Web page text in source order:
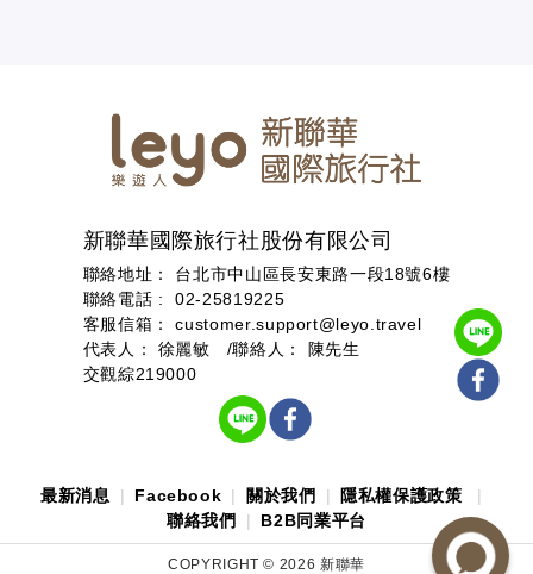
新聯華國際旅行社股份有限公司
聯絡地址： 台北市中山區長安東路一段18號6樓
聯絡電話 :
02-25819225
客服信箱：customer.support@leyo.travel
代表人： 徐麗敏 /聯絡人： 陳先生
交觀綜219000
最新消息 Facebook 關於我們
隱私權保護政策
聯絡我們
B2B同業平台
COPYRIGHT © 2026 新聯華